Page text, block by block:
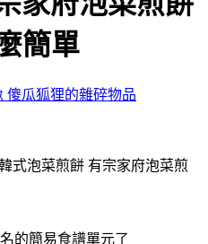
簡單
傻瓜狐狸的雜碎物品
的簡易食譜單元了